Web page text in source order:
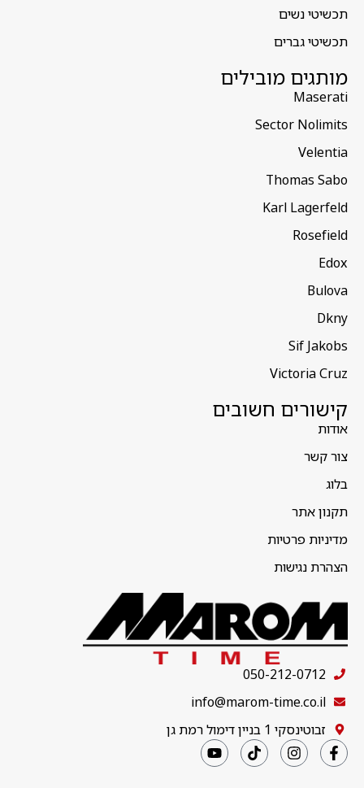
תכשיטי נשים
תכשיטי גברים
מותגים מובילים
Maserati
Sector Nolimits
Velentia
Thomas Sabo
Karl Lagerfeld
Rosefield
Edox
Bulova
Dkny
Sif Jakobs
Victoria Cruz
קישורים חשובים
אודות
צור קשר
בלוג
תקנון אתר
מדיניות פרטיות
הצהרת נגישות
050-212-0712
info@marom-time.co.il
זבוטינסקי 1 בניין דימול רמת גן